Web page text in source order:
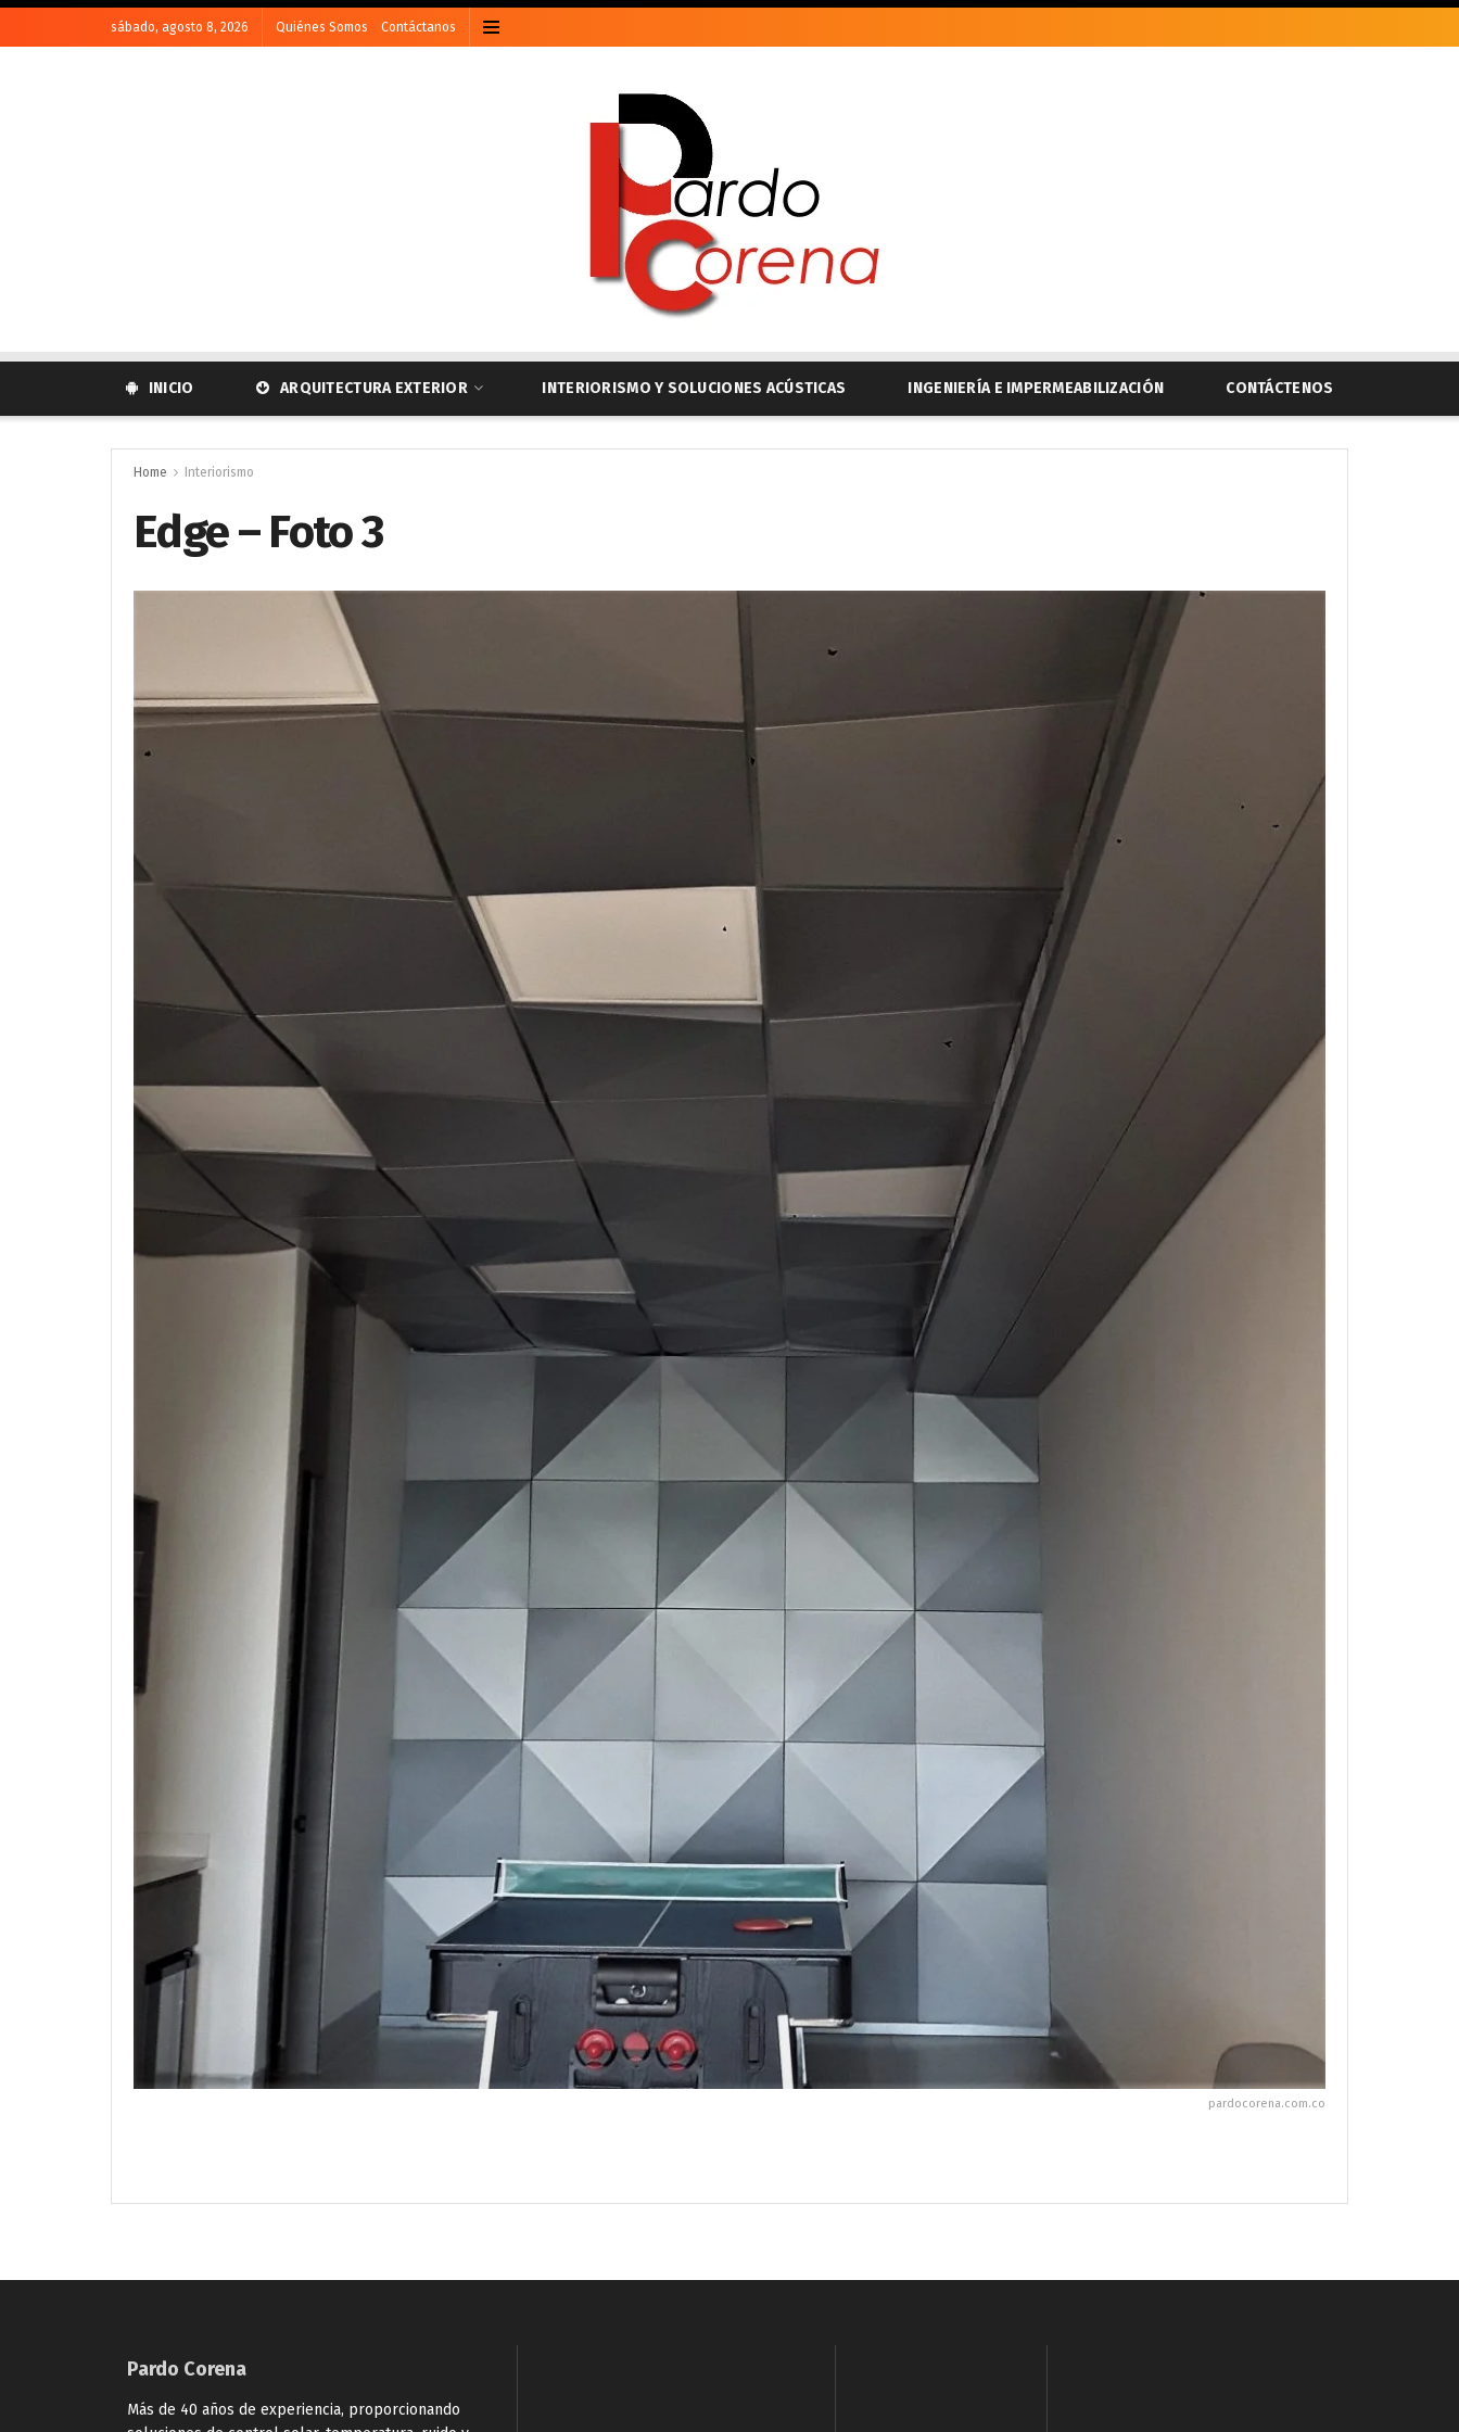
sábado, agosto 8, 2026 Quiénes Somos Contáctanos
INICIO ARQUITECTURA EXTERIOR INTERIORISMO Y SOLUCIONES ACÚSTICAS INGENIERÍA E IMPERMEABILIZACIÓN CONTÁCTENOS
Home Interiorismo
Edge – Foto 3
pardocorena.com.co
Pardo Corena
Más de 40 años de experiencia, proporcionando